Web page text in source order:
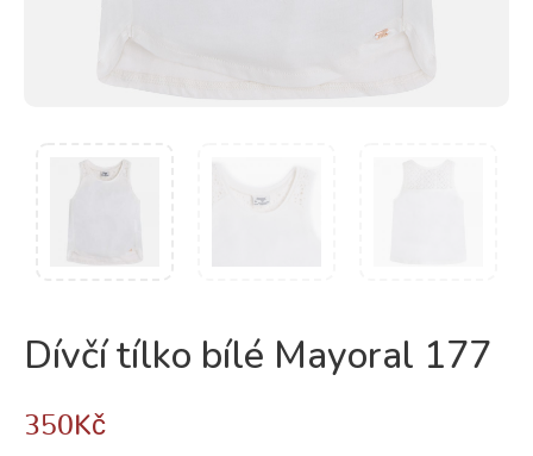
Dívčí tílko bílé Mayoral 177
350Kč